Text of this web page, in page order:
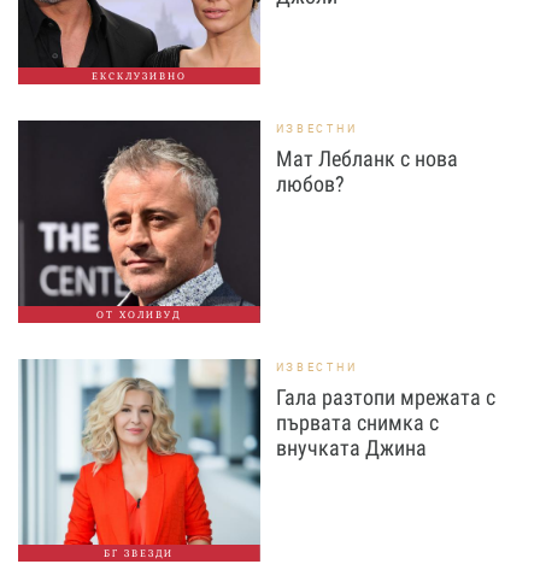
ЕКСКЛУЗИВНО
ОТ ХОЛИВУД
ИЗВЕСТНИ
Мат Лебланк с нова
любов?
БГ ЗВЕЗДИ
ИЗВЕСТНИ
Гала разтопи мрежата с
първата снимка с
внучката Джина